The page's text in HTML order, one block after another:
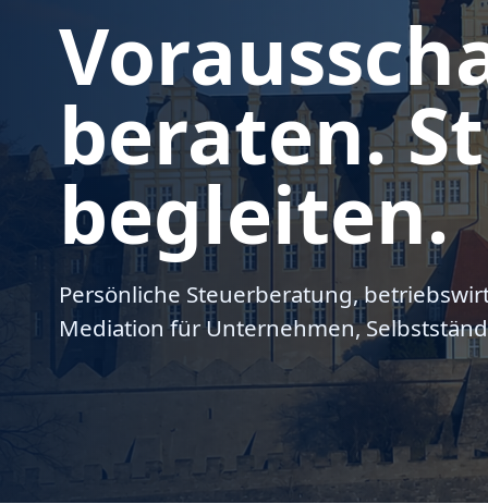
beraten.
begleiten.
Persönliche Steuerberatung,
Mediation für Unternehmen,